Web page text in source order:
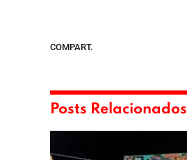
COMPART.
Posts Relacionados